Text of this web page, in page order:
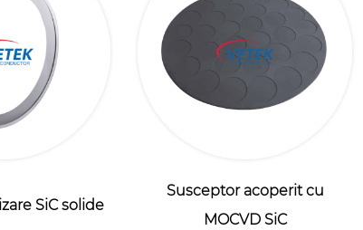
SiC solide
Susceptor acoperit cu
MOCVD SiC